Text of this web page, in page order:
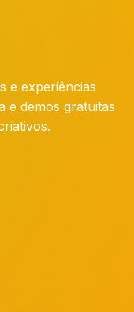
e experiências
e demos gratuitas